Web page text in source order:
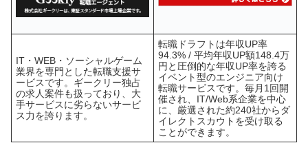
IT・WEB・ソーシャルゲーム
業界を専門とした転職支援サ
ービスです。ギークリー独占
の求人案件も扱っており、大
手サービスに劣らないサービ
ス力を誇ります。
転職ドラフトは年収UP率
94.3% / 平均年収UP額148.4万
円と圧倒的な年収UP率を誇る
イベント型のエンジニア向け
転職サービスです。毎月1回開
催され、IT/Web系企業を中心
に、厳選された約240社からダ
イレクトスカウトを受け取る
ことができます。